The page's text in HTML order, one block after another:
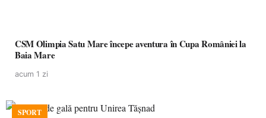
CSM Olimpia Satu Mare începe aventura în Cupa României la
Baia Mare
acum 1 zi
SPORT